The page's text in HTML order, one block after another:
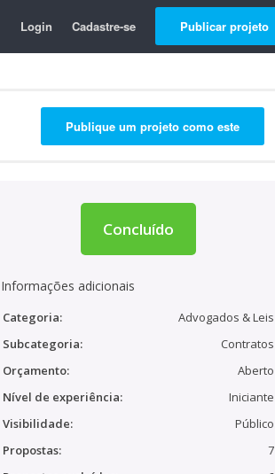
Login Cadastre-se Publicar projeto
Publique um projeto como este
Concluído
Informações adicionais
Categoria:
Advogados & Leis
Subcategoria:
Contratos
Orçamento:
Aberto
Nível de experiência:
Iniciante
Visibilidade:
Público
Propostas:
7